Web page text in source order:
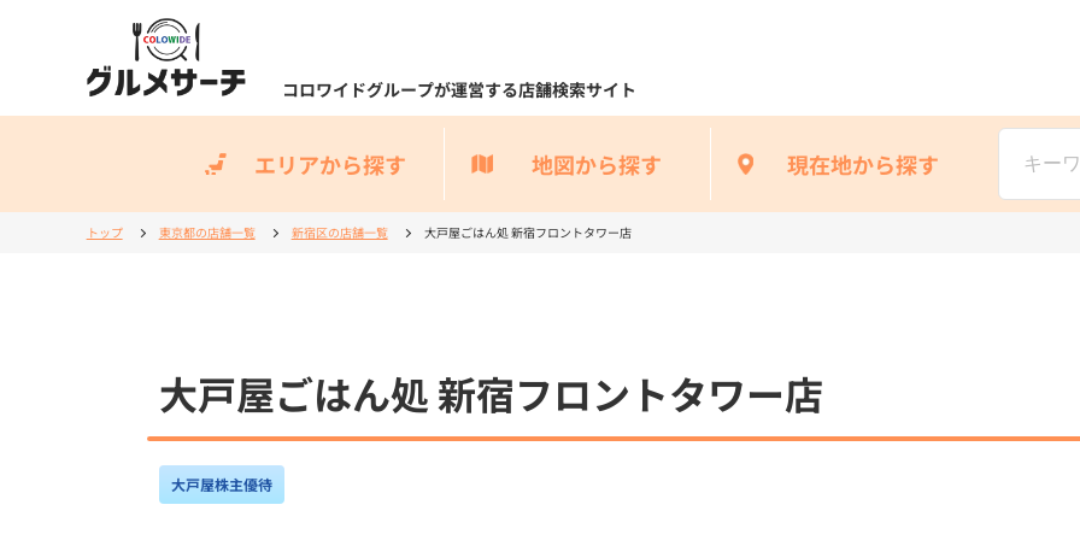
コロワイドグループが運営する店舗検索サイト
エリアから探す 地図から探す 現在地から探す
トップ 東京都の店舗一覧 新宿区の店舗一覧 大戸屋ごはん処 新宿フロントタワー店
大戸屋ごはん処 新宿フロントタワー店
大戸屋株主優待